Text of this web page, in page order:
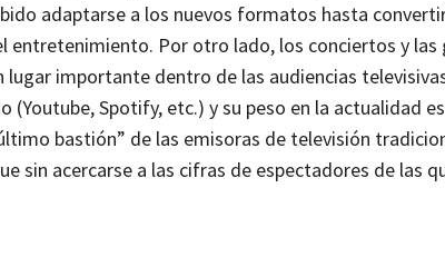
adaptarse a los nuevos formatos hasta
entretenimiento. Por otro lado, los conciertos y las
importante dentro de las audiencias
(Youtube, Spotify, etc.) y su peso en la actualidad
bastión” de las emisoras de televisión
sin acercarse a las cifras de espectadores de las